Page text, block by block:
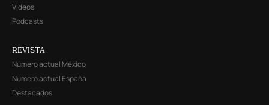
Videos
Podcasts
REVISTA
Número actual México
Número actual España
Destacados